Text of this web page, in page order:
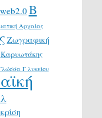
web2.0 Β
Αρχαίας
Ζωγραφική
Καρυωτάκης
Γ λυκείου